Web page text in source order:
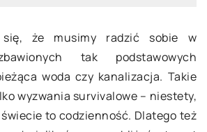
się, że musimy radzić sobie w
tak podstawowych
woda czy kanalizacja. Takie
wyzwania survivalowe – niestety,
to codzienność. Dlatego też